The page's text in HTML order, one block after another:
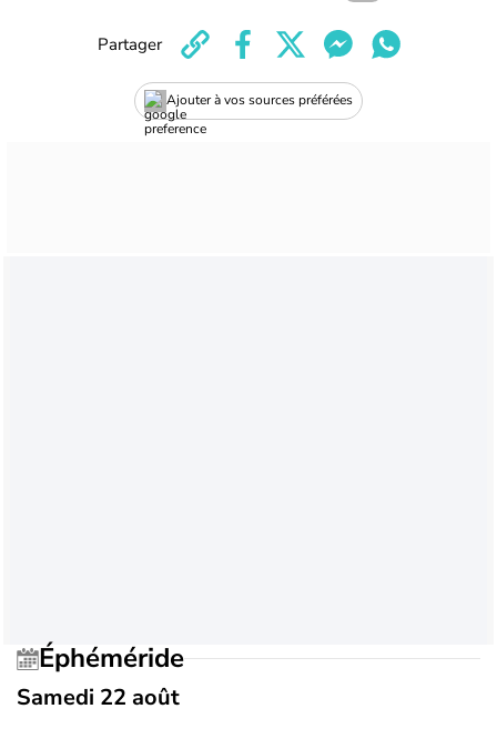
Ajouter à vos sources préférées
Partager
Éphéméride
Samedi 22 août